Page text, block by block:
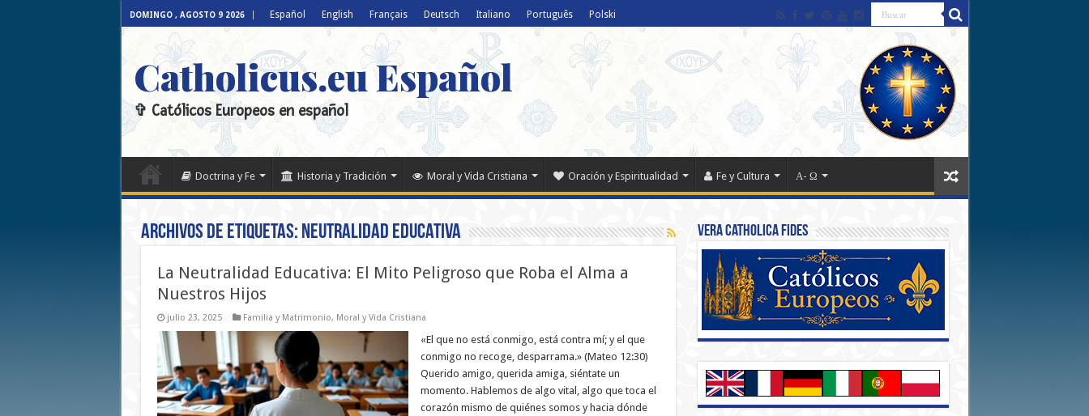
DOMINGO , AGOSTO 9 2026 Español English Français Deutsch Italiano Português Polski
Catholicus.eu Español
✞ Católicos Europeos en español
Doctrina y Fe Historia y Tradición Moral y Vida Cristiana Oración y Espiritualidad Fe y Cultura Α- Ω
Archivos de etiquetas: Neutralidad Educativa
La Neutralidad Educativa: El Mito Peligroso que Roba el Alma a
Nuestros Hijos
julio 23, 2025 Familia y Matrimonio, Moral y Vida Cristiana
«El que no está conmigo, está contra mí; y el que
conmigo no recoge, desparrama.» (Mateo 12:30)
Querido amigo, querida amiga, siéntate un
momento. Hablemos de algo vital, algo que toca el
corazón mismo de quiénes somos y hacia dónde
Vera Catholica Fides